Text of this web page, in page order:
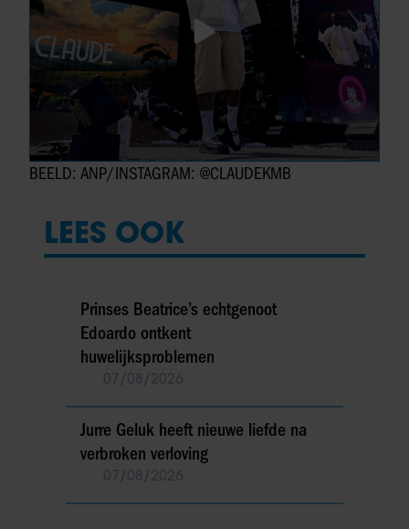
BEELD: ANP/INSTAGRAM: @CLAUDEKMB
LEES OOK
Prinses Beatrice’s echtgenoot
Edoardo ontkent
huwelijksproblemen
Jurre Geluk heeft nieuwe liefde na
verbroken verloving